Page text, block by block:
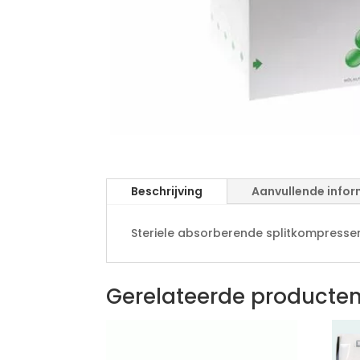
Beschrijving Aanvullende
Steriele absorberende
Gerelateerde producten